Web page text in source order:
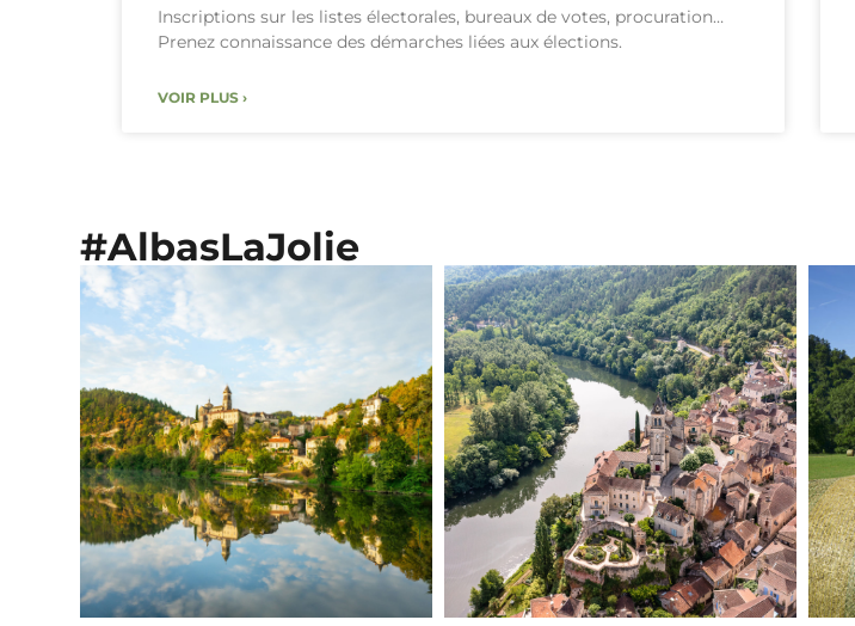
Inscriptions sur les listes électorales, bureaux de votes, procuration…
Prenez connaissance des démarches liées aux élections.
VOIR PLUS ›
#AlbasLaJolie